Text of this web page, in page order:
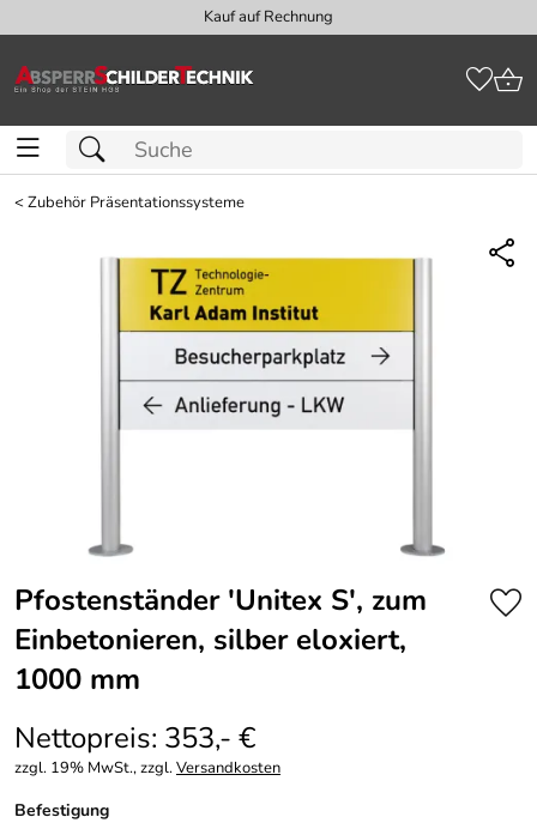
Kauf auf Rechnung
<Zubehör Präsentationssysteme
Pfostenständer 'Unitex S', zum
Einbetonieren, silber eloxiert,
1000 mm
Nettopreis: 353,- €
zzgl. 19% MwSt., zzgl.Versandkosten
Befestigung